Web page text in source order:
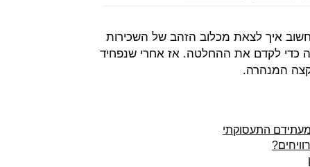
איך לצאת מכלוב הזהב של השכירות
כדי לקדם את ההחלטה. אז אחרי שנפחיד
המנהרה.